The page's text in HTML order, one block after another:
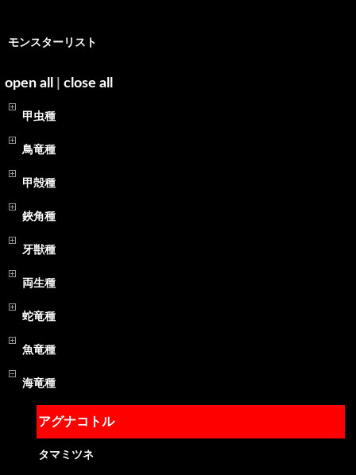
モンスターリスト
open all close all
甲虫種
鳥竜種
甲殻種
鋏角種
牙獣種
両生種
蛇竜種
魚竜種
海竜種
アグナコトル
タマミツネ